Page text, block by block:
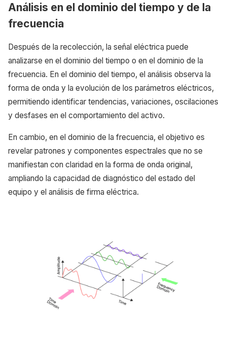
Análisis en el dominio del tiempo y de la
frecuencia
Después de la recolección, la señal eléctrica puede
analizarse en el dominio del tiempo o en el dominio de la
frecuencia. En el dominio del tiempo, el análisis observa la
forma de onda y la evolución de los parámetros eléctricos,
permitiendo identificar tendencias, variaciones, oscilaciones
y desfases en el comportamiento del activo.
En cambio, en el dominio de la frecuencia, el objetivo es
revelar patrones y componentes espectrales que no se
manifiestan con claridad en la forma de onda original,
ampliando la capacidad de diagnóstico del estado del
equipo y el análisis de firma eléctrica.